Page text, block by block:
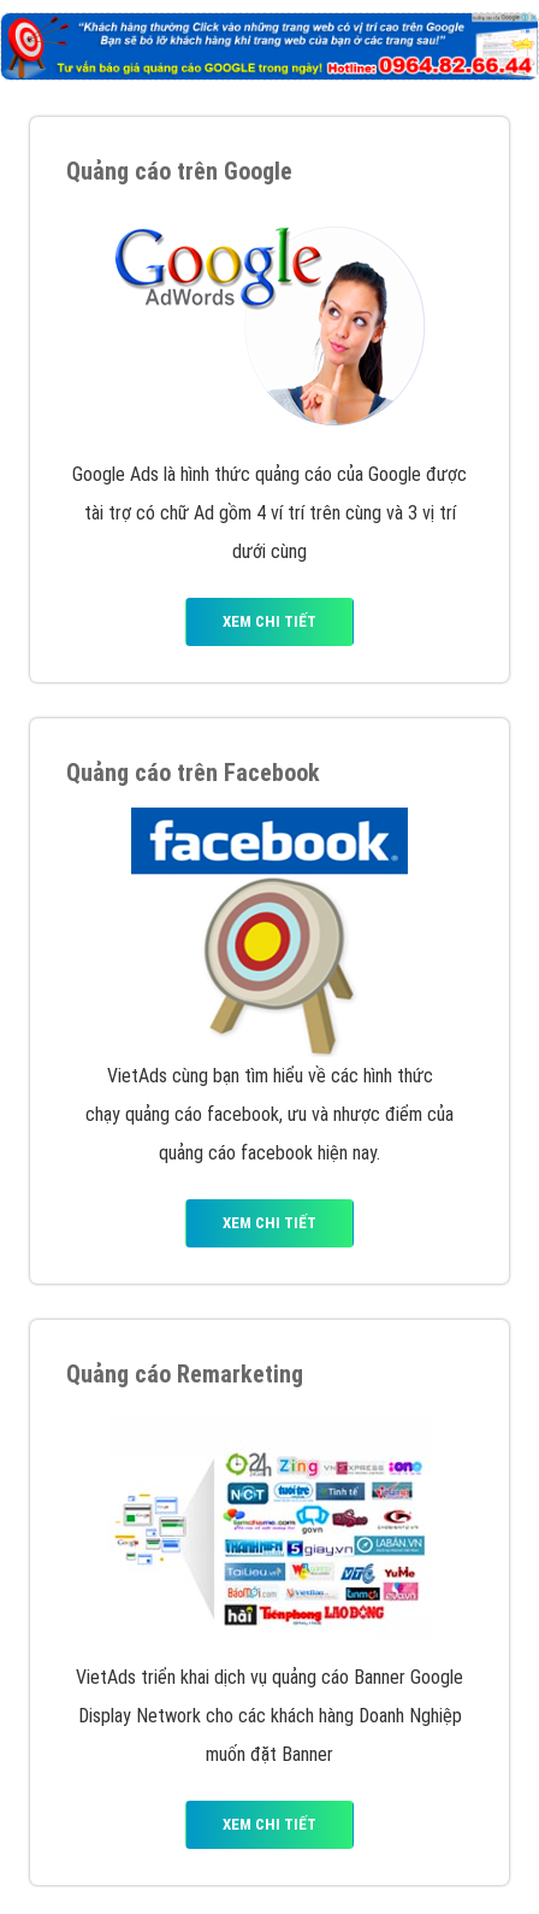
Quảng cáo trên Google
Google Ads là hình thức quảng cáo của Google được
tài trợ có chữ Ad gồm 4 ví trí trên cùng và 3 vị trí
dưới cùng
XEM CHI TIẾT
Quảng cáo trên Facebook
VietAds cùng bạn tìm hiểu về các hình thức
chạy quảng cáo facebook, ưu và nhược điểm của
quảng cáo facebook hiện nay.
XEM CHI TIẾT
Quảng cáo Remarketing
VietAds triển khai dịch vụ quảng cáo Banner Google
Display Network cho các khách hàng Doanh Nghiệp
muốn đặt Banner
XEM CHI TIẾT